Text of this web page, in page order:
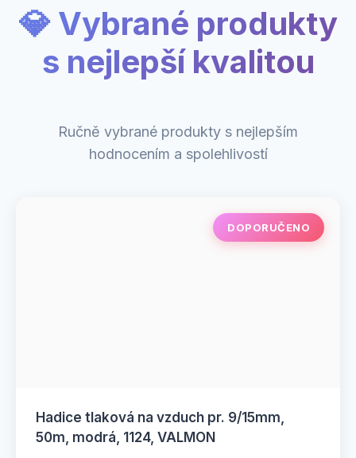
💎 Vybrané produkty
s nejlepší kvalitou
Ručně vybrané produkty s nejlepším
hodnocením a spolehlivostí
DOPORUČENO
Hadice tlaková na vzduch pr. 9/15mm,
50m, modrá, 1124, VALMON